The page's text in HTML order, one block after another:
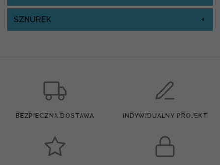
SZNUREK
BEZPIECZNA DOSTAWA INDYWIDUALNY PROJEKT